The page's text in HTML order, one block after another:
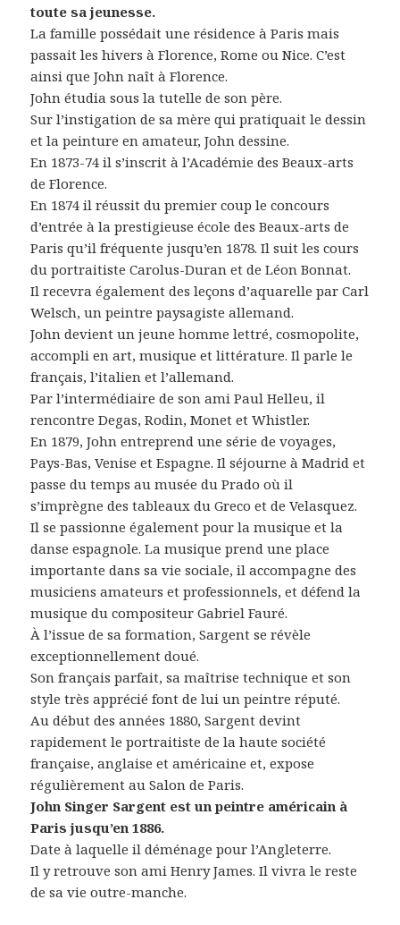
toute sa jeunesse.
La famille possédait une résidence à Paris mais
passait les hivers à Florence, Rome ou Nice. C’est
ainsi que John naît à Florence.
John étudia sous la tutelle de son père.
Sur l’instigation de sa mère qui pratiquait le dessin
et la peinture en amateur, John dessine.
En 1873-74 il s’inscrit à l’Académie des Beaux-arts
de Florence.
En 1874 il réussit du premier coup le concours
d’entrée à la prestigieuse école des Beaux-arts de
Paris qu’il fréquente jusqu’en 1878. Il suit les cours
du portraitiste Carolus-Duran et de Léon Bonnat.
Il recevra également des leçons d’aquarelle par Carl
Welsch, un peintre paysagiste allemand.
John devient un jeune homme lettré, cosmopolite,
accompli en art, musique et littérature. Il parle le
français, l’italien et l’allemand.
Par l’intermédiaire de son ami Paul Helleu, il
rencontre Degas, Rodin, Monet et Whistler.
En 1879, John entreprend une série de voyages,
Pays-Bas, Venise et Espagne. Il séjourne à Madrid et
passe du temps au musée du Prado où il
s’imprègne des tableaux du Greco et de Velasquez.
Il se passionne également pour la musique et la
danse espagnole. La musique prend une place
importante dans sa vie sociale, il accompagne des
musiciens amateurs et professionnels, et défend la
musique du compositeur Gabriel Fauré.
À l’issue de sa formation, Sargent se révèle
exceptionnellement doué.
Son français parfait, sa maîtrise technique et son
style très apprécié font de lui un peintre réputé.
Au début des années 1880, Sargent devint
rapidement le portraitiste de la haute société
française, anglaise et américaine et, expose
régulièrement au Salon de Paris.
John Singer Sargent est un peintre américain à
Paris jusqu’en 1886.
Date à laquelle il déménage pour l’Angleterre.
Il y retrouve son ami Henry James. Il vivra le reste
de sa vie outre-manche.